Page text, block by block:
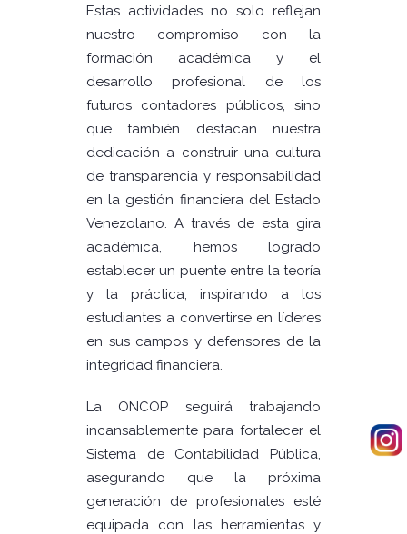
Estas actividades no solo reflejan
nuestro compromiso con la
formación académica y el
desarrollo profesional de los
futuros contadores públicos, sino
que también destacan nuestra
dedicación a construir una cultura
de transparencia y responsabilidad
en la gestión financiera del Estado
Venezolano. A través de esta gira
académica, hemos logrado
establecer un puente entre la teoría
y la práctica, inspirando a los
estudiantes a convertirse en líderes
en sus campos y defensores de la
integridad financiera.
La ONCOP seguirá trabajando
incansablemente para fortalecer el
Sistema de Contabilidad Pública,
asegurando que la próxima
generación de profesionales esté
equipada con las herramientas y